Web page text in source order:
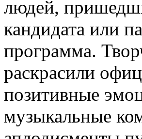
людей,
кандидата или
программа.
раскрасили
позитивные
музыкальные